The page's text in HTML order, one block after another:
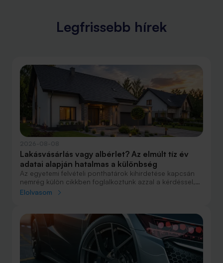
Legfrissebb hírek
Lakásvásárlás vagy albérlet? Az elmúlt tíz év
adatai alapján hatalmas a különbség
Az egyetemi felvételi ponthatárok kihirdetése kapcsán
nemrég külön cikkben foglalkoztunk azzal a kérdéssel,
hogy lakást venni vagy vásárolni éri meg jobban. Előző
csak teheti, annak mindenképpen megéri a
lakásvásárlás. De mi a helyzet akkor, ha inkább a
múltbéli adatokra koncentrálunk? Hogyan áll ma valaki,
aki 2016-ban lakást vásárolt, illetve valaki, aki a bérlés
mellett döntött, illetve jobb híján arra kényszerült?
Elolvasom